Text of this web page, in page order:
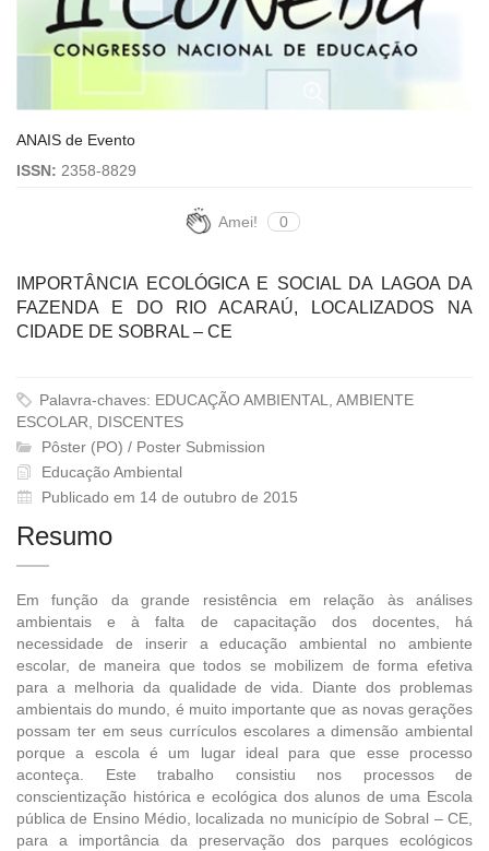
ANAIS de Evento
ISSN: 2358-8829
Amei! 0
IMPORTÂNCIA ECOLÓGICA E SOCIAL DA LAGOA DA
FAZENDA E DO RIO ACARAÚ, LOCALIZADOS NA
CIDADE DE SOBRAL – CE
Palavra-chaves: EDUCAÇÃO AMBIENTAL, AMBIENTE
ESCOLAR, DISCENTES
Pôster (PO) / Poster Submission
Educação Ambiental
Publicado em 14 de outubro de 2015
Resumo
Em função da grande resistência em relação às análises
ambientais e à falta de capacitação dos docentes, há
necessidade de inserir a educação ambiental no ambiente
escolar, de maneira que todos se mobilizem de forma efetiva
para a melhoria da qualidade de vida. Diante dos problemas
ambientais do mundo, é muito importante que as novas gerações
possam ter em seus currículos escolares a dimensão ambiental
porque a escola é um lugar ideal para que esse processo
aconteça. Este trabalho consistiu nos processos de
conscientização histórica e ecológica dos alunos de uma Escola
pública de Ensino Médio, localizada no município de Sobral – CE,
para a importância da preservação dos parques ecológicos